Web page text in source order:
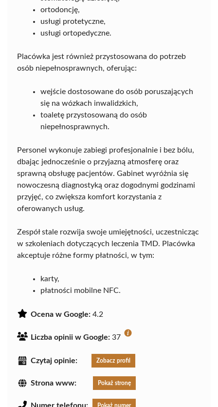
ortodoncję,
usługi protetyczne,
usługi ortopedyczne.
Placówka jest również przystosowana do potrzeb
osób niepełnosprawnych, oferując:
wejście dostosowane do osób poruszających
się na wózkach inwalidzkich,
toaletę przystosowaną do osób
niepełnosprawnych.
Personel wykonuje zabiegi profesjonalnie i bez bólu,
dbając jednocześnie o przyjazną atmosferę oraz
sprawną obsługę pacjentów. Gabinet wyróżnia się
nowoczesną diagnostyką oraz dogodnymi godzinami
przyjęć, co zwiększa komfort korzystania z
oferowanych usług.
Zespół stale rozwija swoje umiejętności, uczestnicząc
w szkoleniach dotyczących leczenia TMD. Placówka
akceptuje różne formy płatności, w tym:
karty,
płatności mobilne NFC.
Ocena w Google: 4.2
Liczba opinii w Google: 37
Czytaj opinie: Zobacz profil
Strona www: Pokaż stronę
Numer telefonu: Pokaż numer